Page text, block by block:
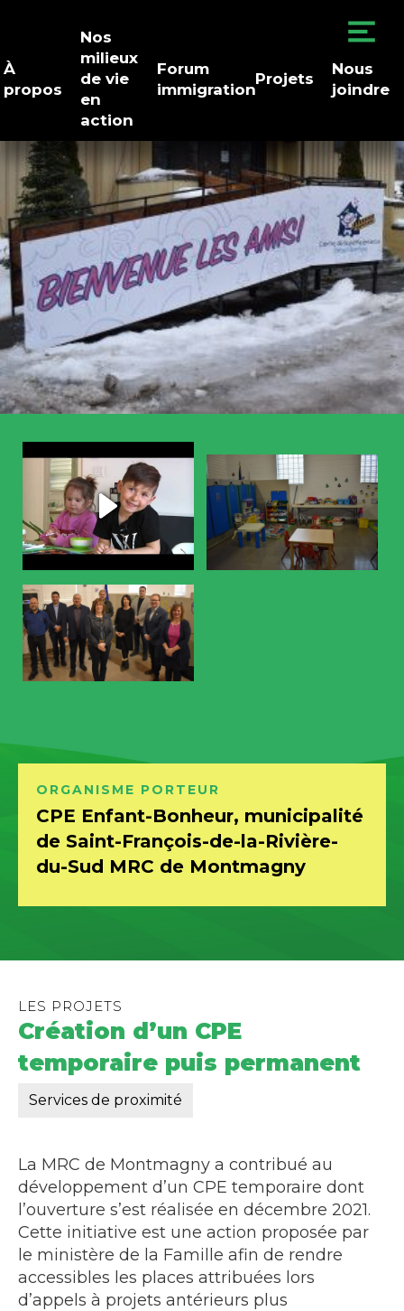
À
propos
Nos
milieux
de vie
en
action
Forum
immigration
Projets
Nous
joindre
ORGANISME PORTEUR
CPE Enfant-Bonheur, municipalité
de Saint-François-de-la-Rivière-
du-Sud MRC de Montmagny
LES PROJETS
Création d’un CPE
temporaire puis permanent
Services de proximité
La MRC de Montmagny a contribué au
développement d’un CPE temporaire dont
l’ouverture s’est réalisée en décembre 2021.
Cette initiative est une action proposée par
le ministère de la Famille afin de rendre
accessibles les places attribuées lors
d’appels à projets antérieurs plus